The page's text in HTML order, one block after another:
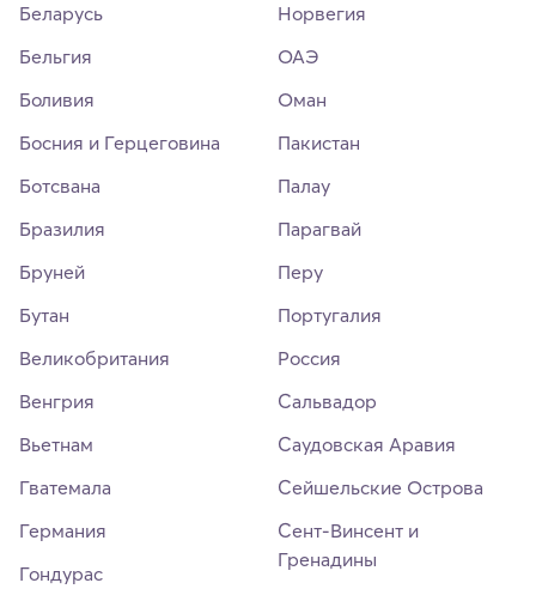
Беларусь
Бельгия
Боливия
Босния и Герцеговина
Ботсвана
Бразилия
Бруней
Бутан
Великобритания
Венгрия
Вьетнам
Гватемала
Германия
Гондурас
Норвегия
ОАЭ
Оман
Пакистан
Палау
Парагвай
Перу
Португалия
Россия
Сальвадор
Саудовская Аравия
Сейшельские Острова
Сент-Винсент и
Гренадины